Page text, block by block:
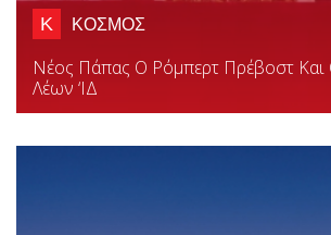
Κ ΚΟΣΜΟΣ
Νέος Πάπας Ο Ρόμπερτ Πρέβοστ Και
Λέων ‘ΙΔ